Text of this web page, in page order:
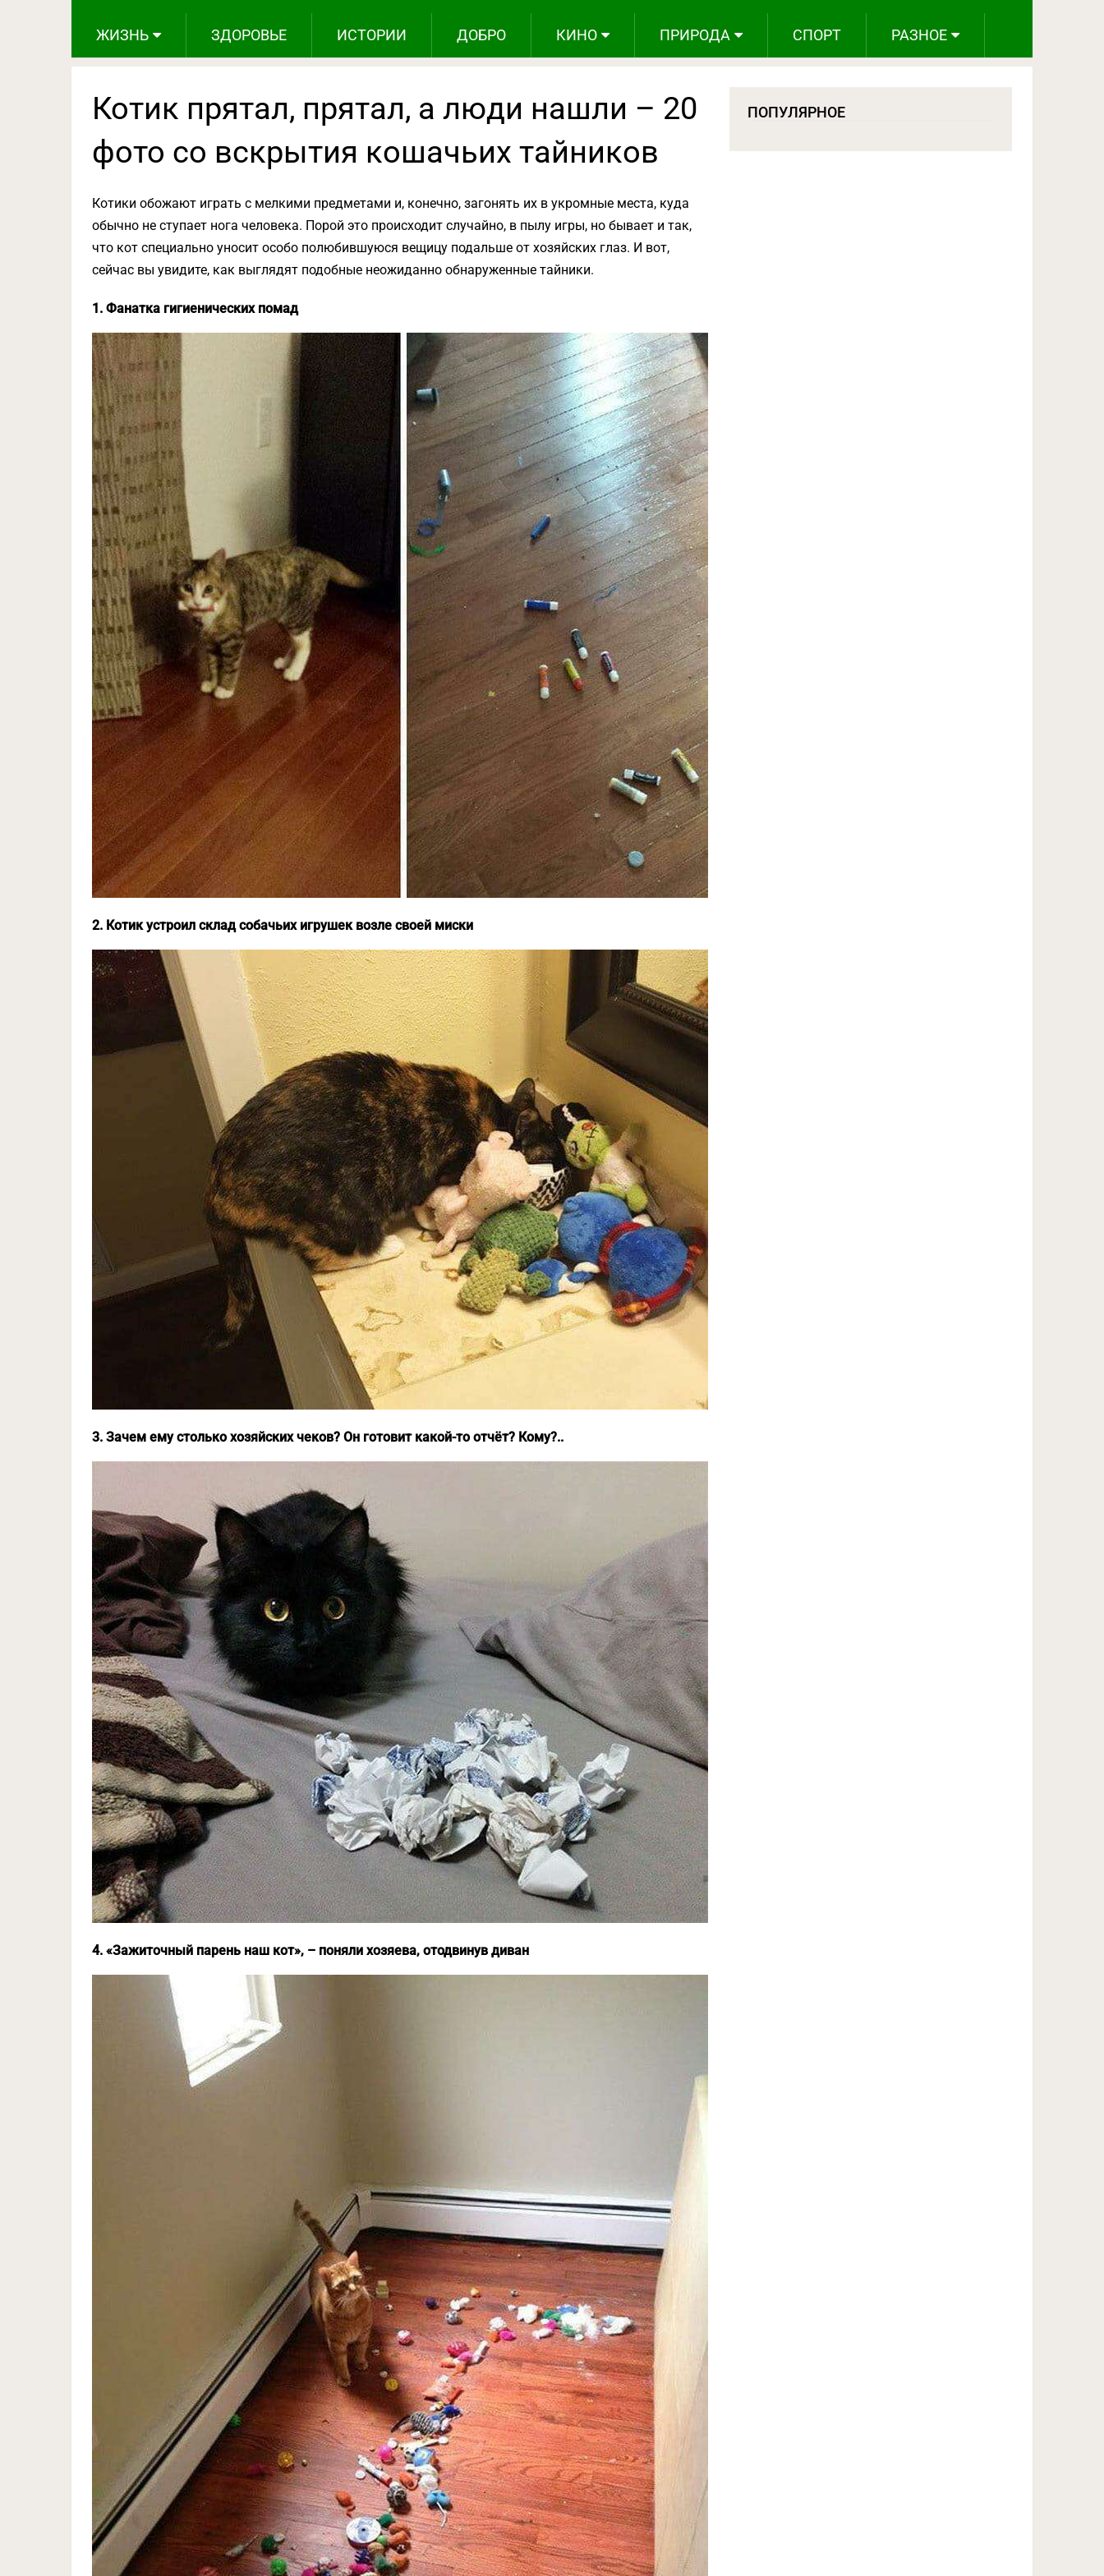
ЖИЗНЬ ЗДОРОВЬЕ ИСТОРИИ ДОБРО КИНО ПРИРОДА СПОРТ РАЗНОЕ
Котик прятал, прятал, а люди нашли – 20
фото со вскрытия кошачьих тайников
Котики обожают играть с мелкими предметами и, конечно, загонять их в укромные места, куда
обычно не ступает нога человека. Порой это происходит случайно, в пылу игры, но бывает и так,
что кот специально уносит особо полюбившуюся вещицу подальше от хозяйских глаз. И вот,
сейчас вы увидите, как выглядят подобные неожиданно обнаруженные тайники.
1. Фанатка гигиенических помад
2. Котик устроил склад собачьих игрушек возле своей миски
3. Зачем ему столько хозяйских чеков? Он готовит какой-то отчёт? Кому?..
4. «Зажиточный парень наш кот», – поняли хозяева, отодвинув диван
ПОПУЛЯРНОЕ